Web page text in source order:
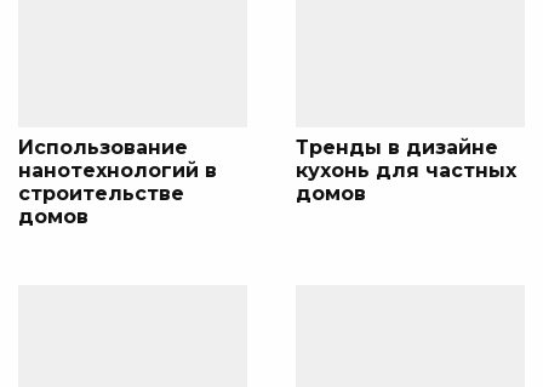
Использование
нанотехнологий в
строительстве
домов
Тренды в дизайне
кухонь для частных
домов